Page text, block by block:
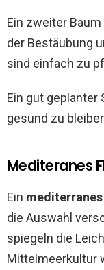
Ein zweiter
der Bestäubung
sind einfach zu
Ein gut geplanter
gesund zu
Mediteranes
Ein
die Auswahl
spiegeln die
Mittelmeerkultur